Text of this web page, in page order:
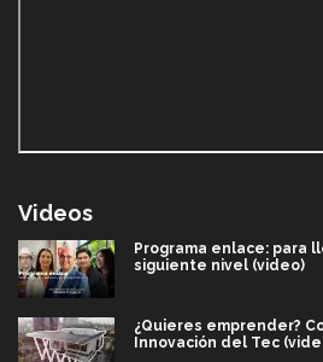
Videos
Programa enlace: para
siguiente nivel (video)
¿Quieres emprender?
Innovación del Tec